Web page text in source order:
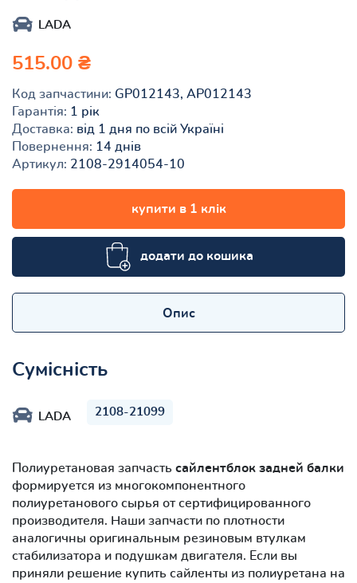
LADA
515.00 ₴
Код запчастини: GP012143, AP012143
Гарантія: 1 рік
Доставка: від 1 дня по всій Україні
Повернення: 14 днів
Артикул: 2108-2914054-10
купити в 1 клік
додати до кошика
Опис
Сумісність
LADA 2108-21099
Полиуретановая запчасть сайлентблок задней балки
формируется из многокомпонентного
полиуретанового сырья от сертифицированного
производителя. Наши запчасти по плотности
аналогичны оригинальным резиновым втулкам
стабилизатора и подушкам двигателя. Если вы
приняли решение купить сайленты из полиуретана на